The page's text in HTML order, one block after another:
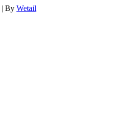
| By Wetail